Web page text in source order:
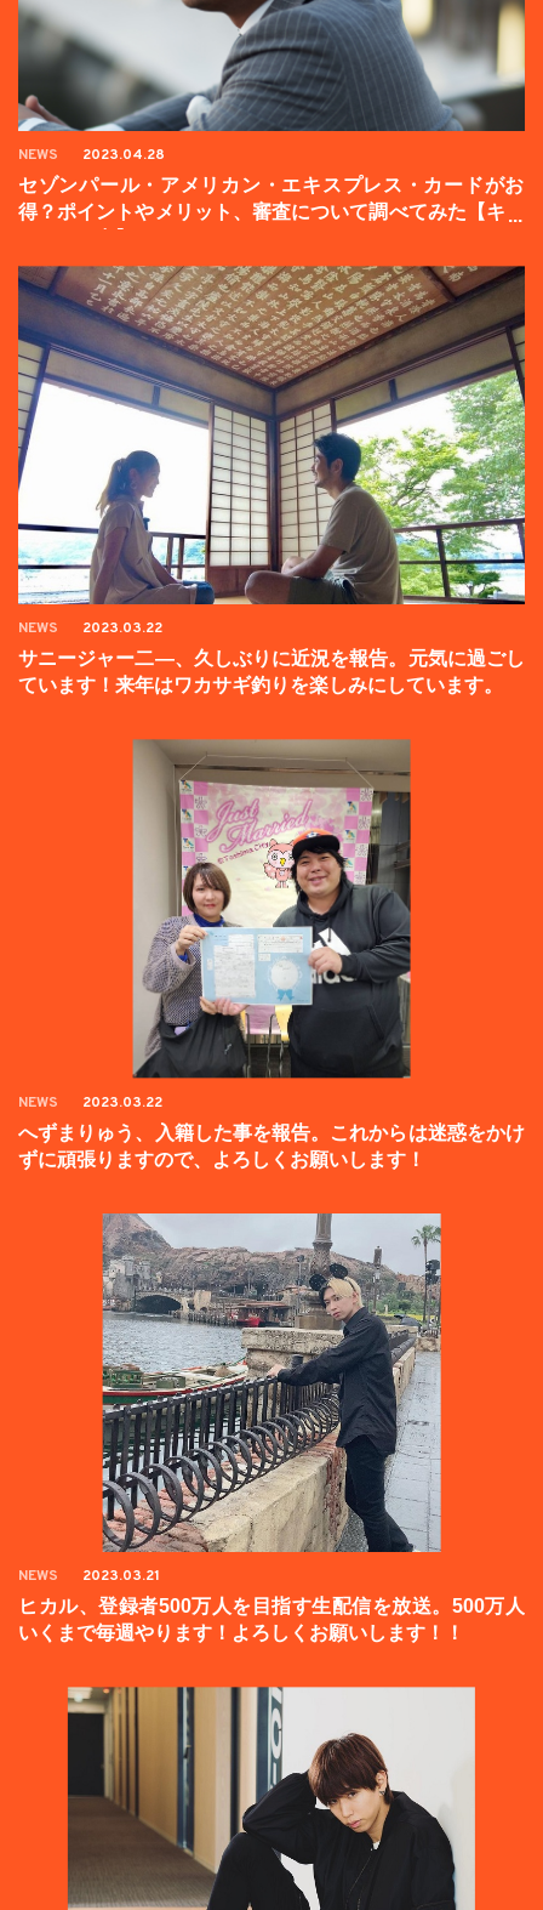
NEWS 2023.04.28
セゾンパール・アメリカン・エキスプレス・カードがお
得？ポイントやメリット、審査について調べてみた【キャ
NEWS 2023.03.22
サニージャー二―、久しぶりに近況を報告。元気に過ごし
ています！来年はワカサギ釣りを楽しみにしています。
NEWS 2023.03.22
へずまりゅう、入籍した事を報告。これからは迷惑をかけ
ずに頑張りますので、よろしくお願いします！
NEWS 2023.03.21
ヒカル、登録者500万人を目指す生配信を放送。500万人
いくまで毎週やります！よろしくお願いします！！